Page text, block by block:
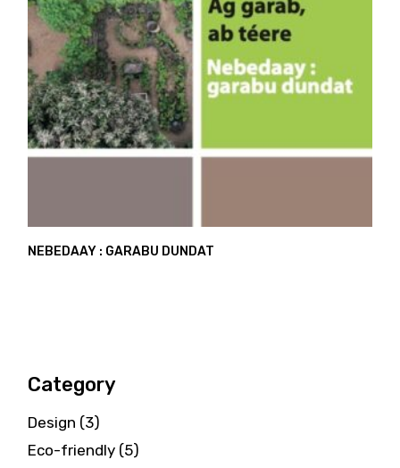
NEBEDAAY : GARABU DUNDAT
Category
Design 33
products
Eco-friendly 55
products